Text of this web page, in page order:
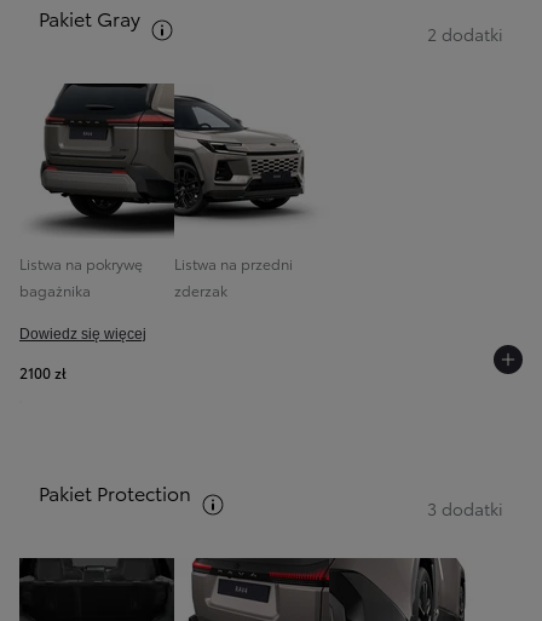
Pakiet Gray
2 dodatki
Listwa na pokrywę
bagażnika
Listwa na przedni
zderzak
Dowiedz się więcej
2100 zł
Pakiet Protection
3 dodatki